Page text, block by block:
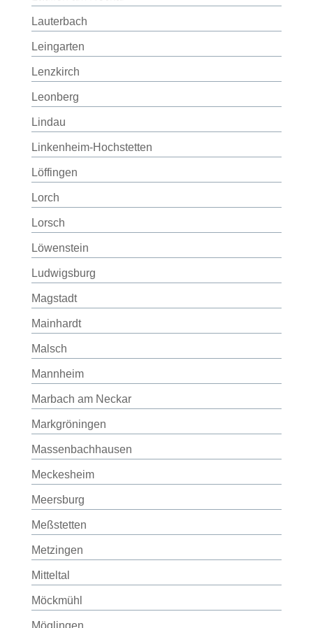
Lauterbach
Leingarten
Lenzkirch
Leonberg
Lindau
Linkenheim-Hochstetten
Löffingen
Lorch
Lorsch
Löwenstein
Ludwigsburg
Magstadt
Mainhardt
Malsch
Mannheim
Marbach am Neckar
Markgröningen
Massenbachhausen
Meckesheim
Meersburg
Meßstetten
Metzingen
Mitteltal
Möckmühl
Möglingen